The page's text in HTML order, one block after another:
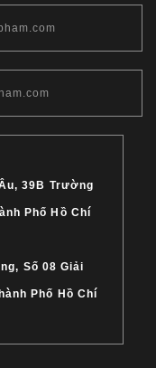
39B Trường
Phố Hồ Chí
Số 08 Giải
Phố Hồ Chí